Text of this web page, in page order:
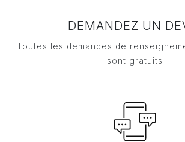
DEMANDEZ UN
Toutes les demandes de
sont gratuits